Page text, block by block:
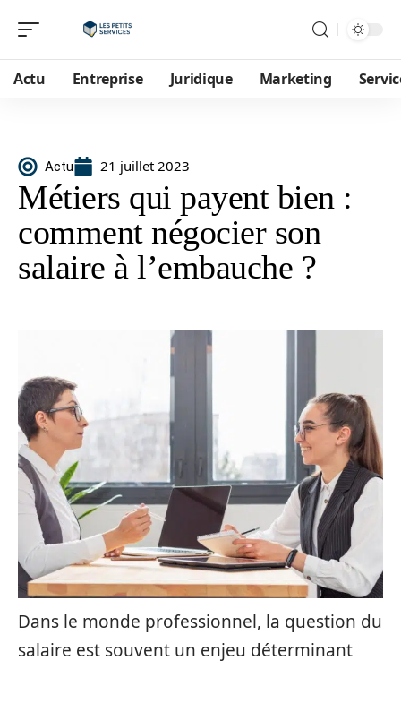
Actu Entreprise Juridique Marketing
Actu 21 juillet 2023
Métiers qui payent bien :
comment négocier son
salaire à l’embauche ?
Dans le monde professionnel, la question du
salaire est souvent un enjeu déterminant